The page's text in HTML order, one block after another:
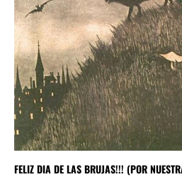
FELIZ DIA DE LAS BRUJAS!!! (POR